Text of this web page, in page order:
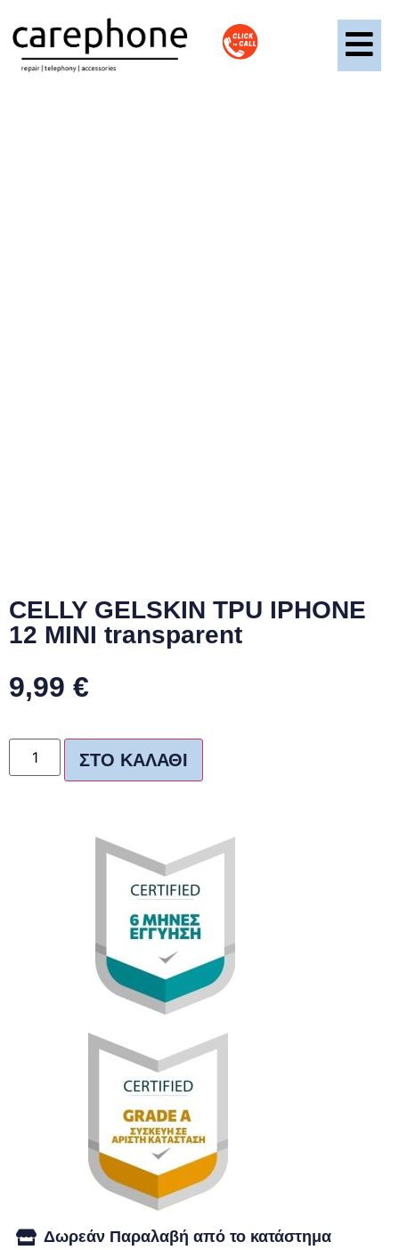
CELLY GELSKIN TPU IPHONE
12 MINI transparent
9,99 €
ΣΤΟ ΚΑΛΆΘΙ
Δωρεάν Παραλαβή από το κατάστημα